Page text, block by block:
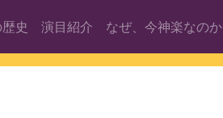
史 演目紹介 なぜ、今神楽なのか